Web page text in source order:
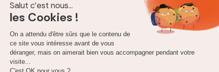
Vous pouvez également utiliser notre comparateur
d'assurances habitation et souscrire directement en ligne
l'offre de Caisse d'Épargne.